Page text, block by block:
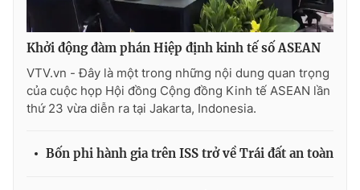
® Cấm sao chép dưới mọi hình thức nếu không có sự chấp
Khởi động đàm phán Hiệp định kinh tế số ASEAN
VTV.vn - Đây là một trong những nội dung quan trọng
của cuộc họp Hội đồng Cộng đồng Kinh tế ASEAN lần
thứ 23 vừa diễn ra tại Jakarta, Indonesia.
Bốn phi hành gia trên ISS trở về Trái đất an toàn